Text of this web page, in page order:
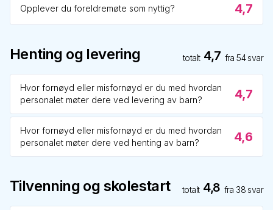
Opplever du foreldremøte som nyttig? 4,7
Henting og levering totalt 4,7 fra54svar
Hvor fornøyd eller misfornøyd er du med hvordan
personalet møter dere ved levering av barn?
4,7
Hvor fornøyd eller misfornøyd er du med hvordan
personalet møter dere ved henting av barn?
4,6
Tilvenning og skolestart totalt 4,8 fra 38 svar